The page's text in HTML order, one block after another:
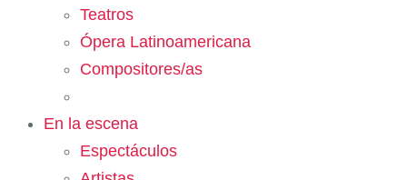
Teatros
Ópera Latinoamericana
Compositores/as
En la escena
Espectáculos